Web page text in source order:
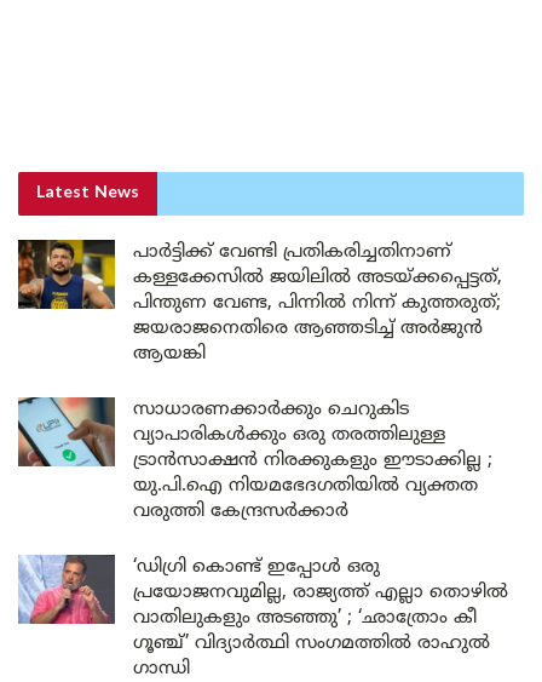
Latest News
പാർട്ടിക്ക് വേണ്ടി പ്രതികരിച്ചതിനാണ്
കള്ളക്കേസിൽ ജയിലിൽ അടയ്ക്കപ്പെട്ടത്,
പിന്തുണ വേണ്ട, പിന്നിൽ നിന്ന് കുത്തരുത്;
ജയരാജനെതിരെ ആഞ്ഞടിച്ച് അർജുൻ
ആയങ്കി
സാധാരണക്കാർക്കും ചെറുകിട
വ്യാപാരികൾക്കും ഒരു തരത്തിലുള്ള
ട്രാൻസാക്ഷൻ നിരക്കുകളും ഈടാക്കില്ല ;
യു.പി.ഐ നിയമഭേദഗതിയിൽ വ്യക്തത
വരുത്തി കേന്ദ്രസർക്കാർ
‘ഡിഗ്രി കൊണ്ട് ഇപ്പോൾ ഒരു
പ്രയോജനവുമില്ല, രാജ്യത്ത് എല്ലാ തൊഴിൽ
വാതിലുകളും അടഞ്ഞു’ ; ‘ഛാത്രോം കീ
ഗൂഞ്ച്’ വിദ്യാർത്ഥി സംഗമത്തിൽ രാഹുൽ
ഗാന്ധി